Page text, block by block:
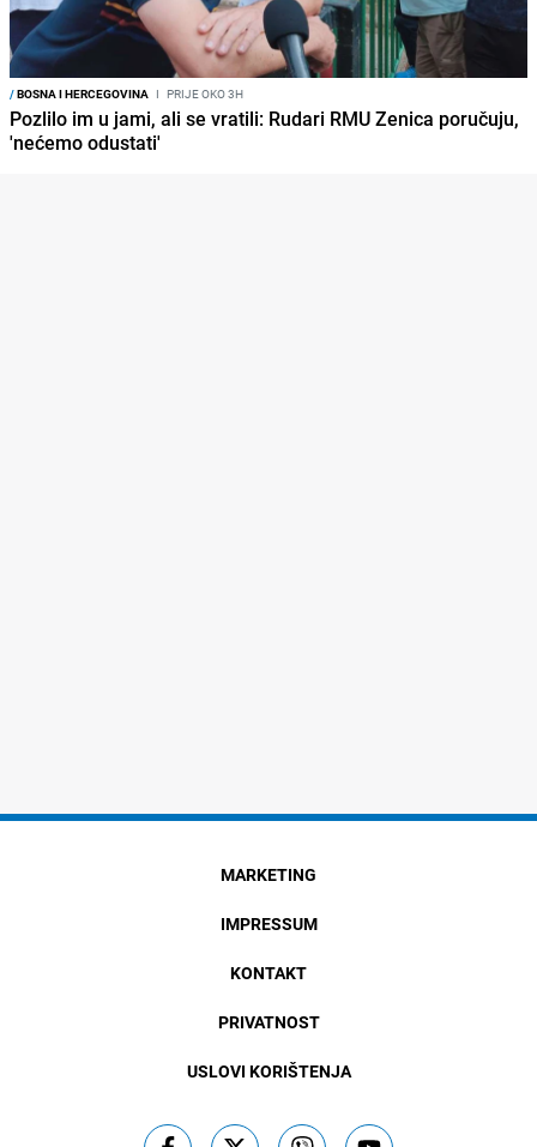
/BOSNA I HERCEGOVINA I PRIJE OKO 3H
Pozlilo im u jami, ali se vratili: Rudari RMU Zenica poručuju,
'nećemo odustati'
MARKETING
IMPRESSUM
KONTAKT
PRIVATNOST
USLOVI KORIŠTENJA